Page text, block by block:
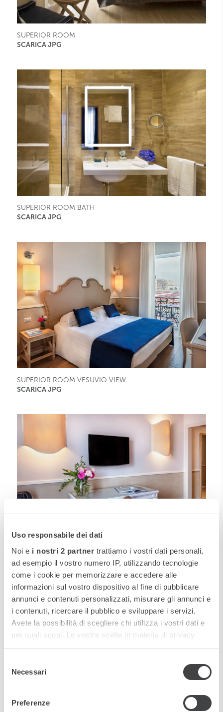
Uso responsabile dei dati
Noi e i nostri 2 partner trattiamo i vostri dati personali,
ad esempio il vostro numero IP, utilizzando tecnologie
come i cookie per memorizzare e accedere alle
informazioni sul vostro dispositivo al fine di pubblicare
annunci e contenuti personalizzati, misurare gli annunci e
i contenuti, ricercare il pubblico e sviluppare i servizi.
Avete la possibilità di scegliere chi utilizza i vostri dati e
per quali scopi. Le vostre scelte in materia di privacy
sono applicabili solo su questa proprietà digitale in cui
revocare il proprio consenso in qualsiasi momento dalla
Dichiarazione sui cookie o facendo clic sull'icona di
delNecessari
Preferenze
SUPERIOR ROOM
SCARICA JPG
SUPERIOR ROOM BATH
SCARICA JPG
SUPERIOR ROOM VESUVIO VIEW
SCARICA JPG
SUPERIOR ROOM VESUVIO VIEW
SCARICA JPG